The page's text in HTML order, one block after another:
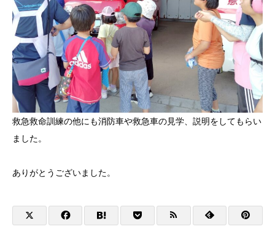
救急救命訓練の他にも消防車や救急車の見学、説明をしてもらい
ました。
ありがとうございました。